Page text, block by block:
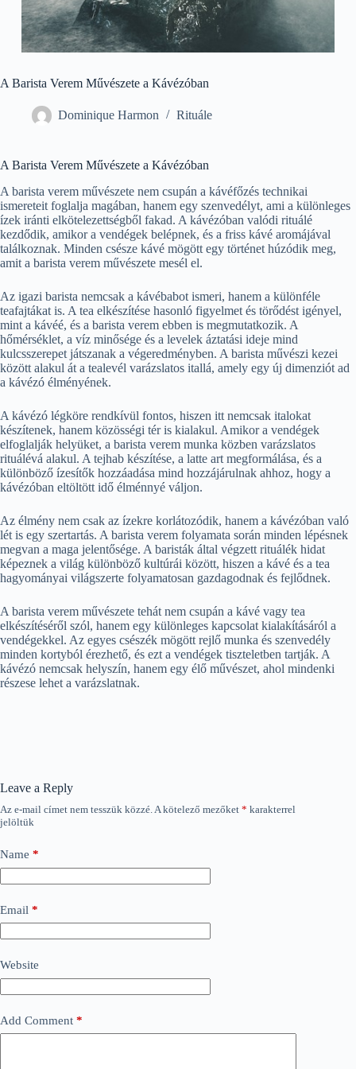
A Barista Verem Művészete a Kávézóban
Dominique Harmon Rituále
A Barista Verem Művészete a Kávézóban
A barista verem művészete nem csupán a kávéfőzés technikai
ismereteit foglalja magában, hanem egy szenvedélyt, ami a különleges
ízek iránti elkötelezettségből fakad. A kávézóban valódi rituálé
kezdődik, amikor a vendégek belépnek, és a friss kávé aromájával
találkoznak. Minden csésze kávé mögött egy történet húzódik meg,
amit a barista verem művészete mesél el.
Az igazi barista nemcsak a kávébabot ismeri, hanem a különféle
teafajtákat is. A tea elkészítése hasonló figyelmet és törődést igényel,
mint a kávéé, és a barista verem ebben is megmutatkozik. A
hőmérséklet, a víz minősége és a levelek áztatási ideje mind
kulcsszerepet játszanak a végeredményben. A barista művészi kezei
között alakul át a tealevél varázslatos itallá, amely egy új dimenziót ad
a kávézó élményének.
A kávézó légköre rendkívül fontos, hiszen itt nemcsak italokat
készítenek, hanem közösségi tér is kialakul. Amikor a vendégek
elfoglalják helyüket, a barista verem munka közben varázslatos
rituálévá alakul. A tejhab készítése, a latte art megformálása, és a
különböző ízesítők hozzáadása mind hozzájárulnak ahhoz, hogy a
kávézóban eltöltött idő élménnyé váljon.
Az élmény nem csak az ízekre korlátozódik, hanem a kávézóban való
lét is egy szertartás. A barista verem folyamata során minden lépésnek
megvan a maga jelentősége. A baristák által végzett rituálék hidat
képeznek a világ különböző kultúrái között, hiszen a kávé és a tea
hagyományai világszerte folyamatosan gazdagodnak és fejlődnek.
A barista verem művészete tehát nem csupán a kávé vagy tea
elkészítéséről szól, hanem egy különleges kapcsolat kialakításáról a
vendégekkel. Az egyes csészék mögött rejlő munka és szenvedély
minden kortyból érezhető, és ezt a vendégek tiszteletben tartják. A
kávézó nemcsak helyszín, hanem egy élő művészet, ahol mindenki
részese lehet a varázslatnak.
Leave a Reply
Az e-mail címet nem tesszük közzé.A kötelező mezőket * karakterrel
jelöltük
Name *
Email *
Website
Add Comment *